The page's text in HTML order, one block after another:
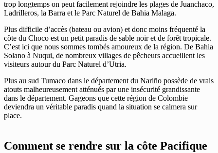
trop longtemps on peut facilement rejoindre les plages de Juanchaco,
Ladrilleros, la Barra et le Parc Naturel de Bahia Malaga.
Plus difficile d’accès (bateau ou avion) et donc moins fréquenté la
côte du Choco est un petit paradis de sable noir et de forêt tropicale.
C’est ici que nous sommes tombés amoureux de la région. De Bahia
Solano à Nuqui, de nombreux villages de pêcheurs accueillent les
visiteurs autour du Parc Naturel d’Utria.
Plus au sud Tumaco dans le département du Nariño possède de vrais
atouts malheureusement atténués par une insécurité grandissante
dans le département. Gageons que cette région de Colombie
deviendra un véritable paradis quand la situation se calmera sur
place.
Comment se rendre sur la côte Pacifique